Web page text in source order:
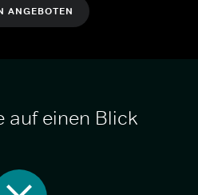
ANGEBOTEN
auf einen Blick